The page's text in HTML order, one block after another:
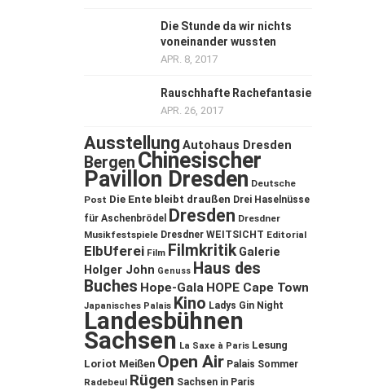
Die Stunde da wir nichts
voneinander wussten
APR. 8, 2017
Rauschhafte Rachefantasie
APR. 26, 2017
Ausstellung Autohaus Dresden
Bergen Chinesischer
Pavillon Dresden Deutsche
Post Die Ente bleibt draußen Drei Haselnüsse
für Aschenbrödel
Dresden Dresdner
Musikfestspiele Dresdner WEITSICHT Editorial
ElbUferei Film Filmkritik Galerie
Holger John Genuss Haus des
Buches Hope-Gala HOPE Cape Town
Japanisches Palais Kino Ladys Gin Night
Landesbühnen
Sachsen La Saxe à Paris Lesung
Loriot Meißen Open Air Palais Sommer
Radebeul Rügen Sachsen in Paris